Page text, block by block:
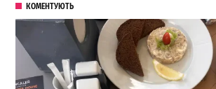
КОМЕНТУЮТЬ